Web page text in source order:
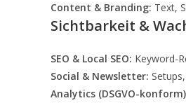
Content & Branding: Text,
Sichtbarkeit &
SEO & Local SEO: Keyword-
Social & Newsletter:
Analytics (DSGVO-